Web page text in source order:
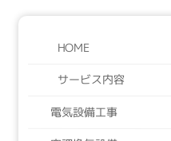
HOME
サービス内容
電気設備工事